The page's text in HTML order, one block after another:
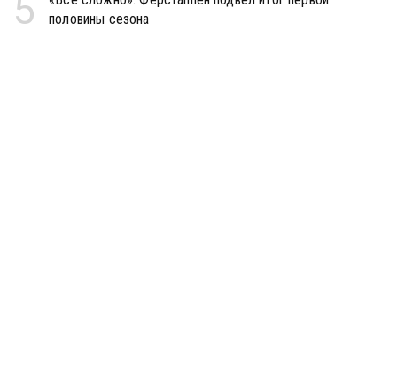
5
половины сезона